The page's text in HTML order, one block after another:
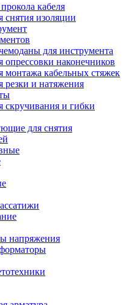
кабеля
снятия изоляции
для инструмента
опрессовки наконечников
монтажа кабельных стяжек
резки и натяжения
скручивания и гибки
для снятия
напряжения